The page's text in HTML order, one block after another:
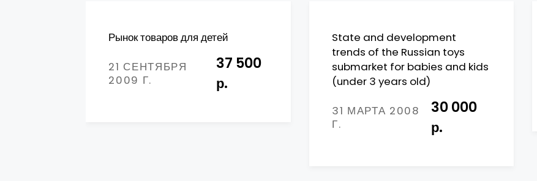
Рынок товаров для детей
21 СЕНТЯБРЯ
2009 Г.
37 500
р.
State and development
trends of the Russian toys
submarket for babies and kids
(under 3 years old)
31 МАРТА 2008
Г.
30 000
р.